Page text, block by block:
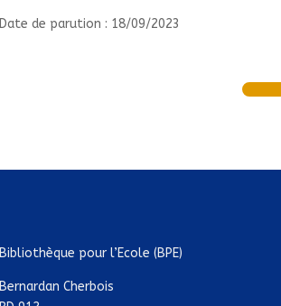
Date de parution : 18/09/2023
Bibliothèque pour l’Ecole (BPE)
Bernardan Cherbois